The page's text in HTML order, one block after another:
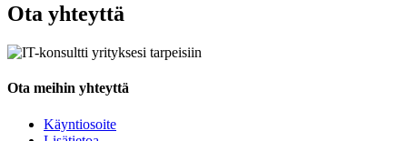
Ota yhteyttä
Ota meihin yhteyttä
Käyntiosoite